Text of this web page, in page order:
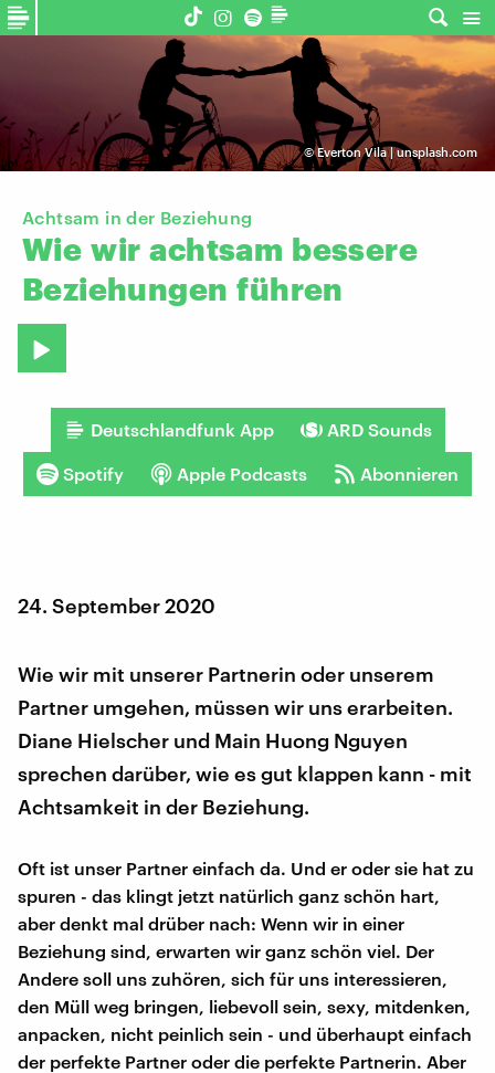
©Everton Vila | unsplash.com
Achtsam in der Beziehung
Wie wir achtsam bessere
Beziehungen führen
Deutschlandfunk App ARD Sounds
Spotify Apple Podcasts Abonnieren
24. September 2020
Wie wir mit unserer Partnerin oder unserem
Partner umgehen, müssen wir uns erarbeiten.
Diane Hielscher und Main Huong Nguyen
sprechen darüber, wie es gut klappen kann - mit
Achtsamkeit in der Beziehung.
Oft ist unser Partner einfach da. Und er oder sie hat zu
spuren - das klingt jetzt natürlich ganz schön hart,
aber denkt mal drüber nach: Wenn wir in einer
Beziehung sind, erwarten wir ganz schön viel. Der
Andere soll uns zuhören, sich für uns interessieren,
den Müll weg bringen, liebevoll sein, sexy, mitdenken,
anpacken, nicht peinlich sein - und überhaupt einfach
der perfekte Partner oder die perfekte Partnerin. Aber